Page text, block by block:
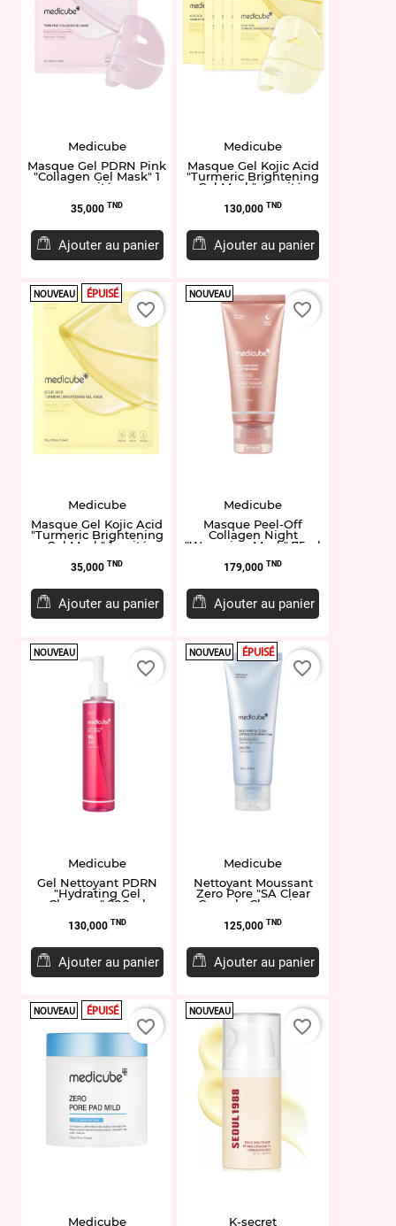
Medicube
Masque Gel PDRN Pink
"Collagen Gel Mask" 1
unité
Prix
35,000 TND
Ajouter au panier
Medicube
Masque Gel Kojic Acid
"Turmeric Brightening
Gel Mask" 4 unités
Prix
130,000 TND
Ajouter au panier
NOUVEAU ÉPUISÉ
Medicube
Masque Gel Kojic Acid
"Turmeric Brightening
Gel Mask" 1 unité
Prix
35,000 TND
Ajouter au panier
favorite_border
NOUVEAU
Medicube
Masque Peel-Off
Collagen Night
"Wrapping Mask" 75ml
Prix
179,000 TND
Ajouter au panier
favorite_border
NOUVEAU
Medicube
Gel Nettoyant PDRN
"Hydrating Gel
Cleanser" 200ml
Prix
130,000 TND
Ajouter au panier
favorite_border
NOUVEAU ÉPUISÉ
Medicube
Nettoyant Moussant
Zero Pore "SA Clear
Capsule Cleansing
Prix
125,000 TND
Ajouter au panier
favorite_border
NOUVEAU ÉPUISÉ
Medicube
favorite_border
NOUVEAU
K-secret
favorite_border